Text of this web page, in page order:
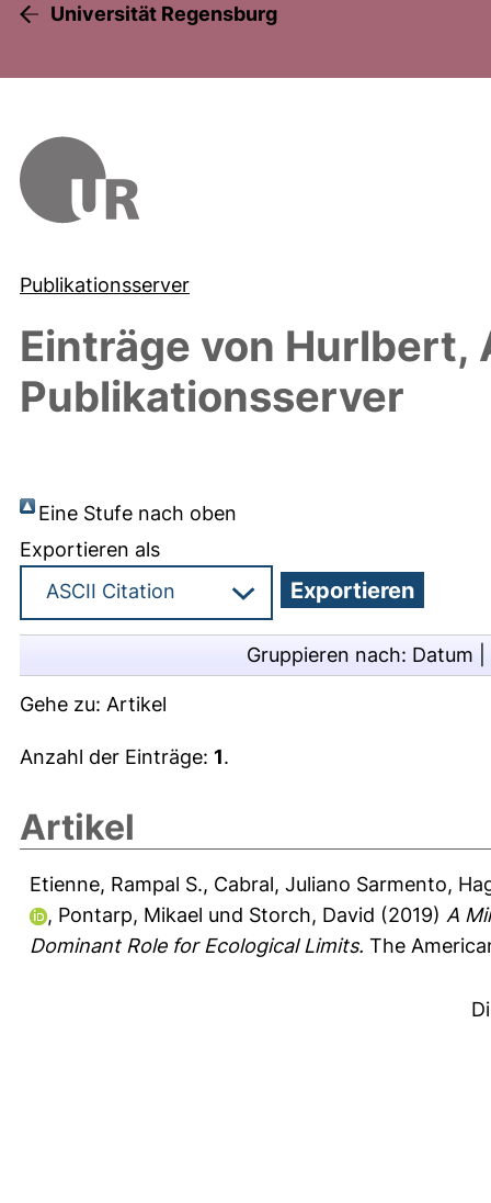
Universität Regensburg
Publikationsserver
Einträge von Hurlbert,
Publikationsserver
Eine Stufe nach oben
Exportieren als
Gruppieren nach: Datum
Gehe zu: Artikel
Anzahl der Einträge: 1.
Artikel
Etienne, Rampal S., Cabral, Juliano Sarmento,
, Pontarp, Mikael und Storch, David (2019) A
Dominant Role for Ecological Limits. The